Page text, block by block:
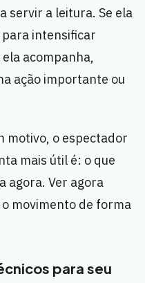
servir a leitura. Se ela
intensificar
acompanha,
ação importante ou
motivo, o espectador
mais útil é: o que
agora. Ver agora
movimento de forma
para seu